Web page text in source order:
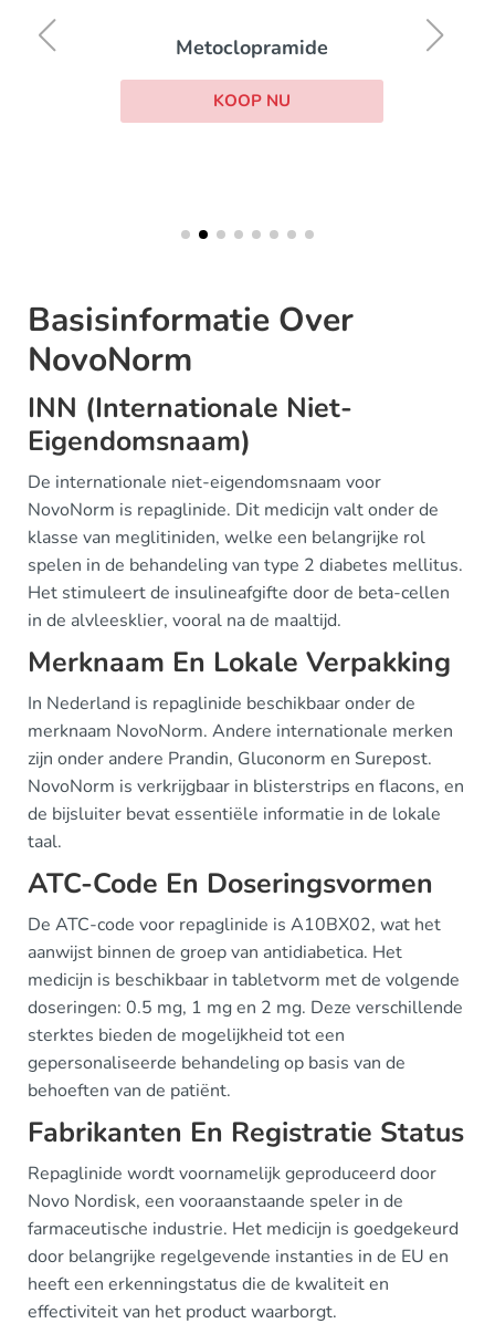
Metoclopramide
KOOP NU
Basisinformatie Over
NovoNorm
INN (Internationale Niet-
Eigendomsnaam)
De internationale niet-eigendomsnaam voor
NovoNorm is repaglinide. Dit medicijn valt onder de
klasse van meglitiniden, welke een belangrijke rol
spelen in de behandeling van type 2 diabetes mellitus.
Het stimuleert de insulineafgifte door de beta-cellen
in de alvleesklier, vooral na de maaltijd.
Merknaam En Lokale Verpakking
In Nederland is repaglinide beschikbaar onder de
merknaam NovoNorm. Andere internationale merken
zijn onder andere Prandin, Gluconorm en Surepost.
NovoNorm is verkrijgbaar in blisterstrips en flacons, en
de bijsluiter bevat essentiële informatie in de lokale
taal.
ATC-Code En Doseringsvormen
De ATC-code voor repaglinide is A10BX02, wat het
aanwijst binnen de groep van antidiabetica. Het
medicijn is beschikbaar in tabletvorm met de volgende
doseringen: 0.5 mg, 1 mg en 2 mg. Deze verschillende
sterktes bieden de mogelijkheid tot een
gepersonaliseerde behandeling op basis van de
behoeften van de patiënt.
Fabrikanten En Registratie Status
Repaglinide wordt voornamelijk geproduceerd door
Novo Nordisk, een vooraanstaande speler in de
farmaceutische industrie. Het medicijn is goedgekeurd
door belangrijke regelgevende instanties in de EU en
heeft een erkenningstatus die de kwaliteit en
effectiviteit van het product waarborgt.